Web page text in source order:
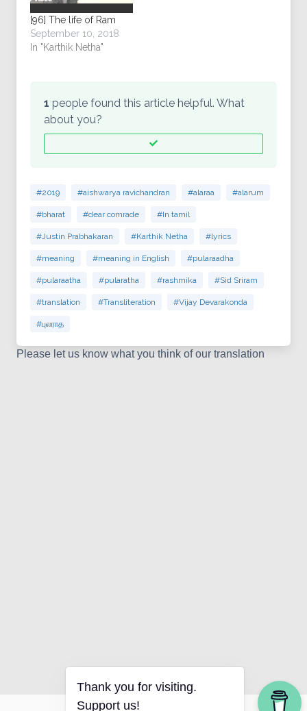
[96] The life of Ram
September 10, 2018
In "Karthik Netha"
1 people found this article helpful. What
about you?
#2019 #aishwarya ravichandran #alaraa #alarum
#bharat #dear comrade #In tamil
#Justin Prabhakaran #Karthik Netha #lyrics
#meaning #meaning in English #pularaadha
#pularaatha #pularatha #rashmika #Sid Sriram
#translation #Transliteration #Vijay Devarakonda
#புலராத
Please let us know what you think of our translation
Thank you for visiting.
Support us!